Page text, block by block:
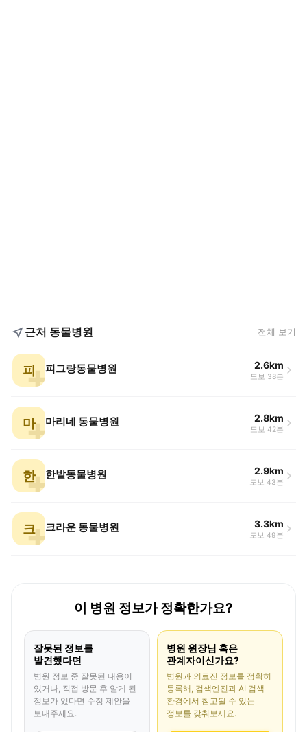
근처 동물병원 전체 보기
피 피그랑동물병원 2.6km
도보 38분
마 마리네 동물병원 2.8km
도보 42분
한 한밭동물병원 2.9km
도보 43분
크 크라운 동물병원 3.3km
도보 49분
이 병원 정보가 정확한가요?
잘못된 정보를
발견했다면
병원 정보 중 잘못된 내용이
있거나, 직접 방문 후 알게 된
정보가 있다면 수정 제안을
보내주세요.
병원 원장님 혹은
관계자이신가요?
병원과 의료진 정보를 정확히
등록해, 검색엔진과 AI 검색
환경에서 참고될 수 있는
정보를 갖춰보세요.